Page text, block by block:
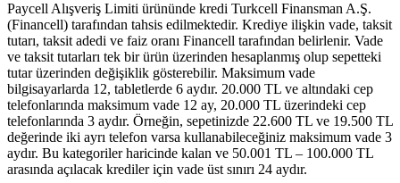
Paycell Alışveriş Limiti ürününde kredi Turkcell Finansman A.Ş.
(Financell) tarafından tahsis edilmektedir. Krediye ilişkin vade, taksit
tutarı, taksit adedi ve faiz oranı Financell tarafından belirlenir. Vade
ve taksit tutarları tek bir ürün üzerinden hesaplanmış olup sepetteki
tutar üzerinden değişiklik gösterebilir. Maksimum vade
bilgisayarlarda 12, tabletlerde 6 aydır. 20.000 TL ve altındaki cep
telefonlarında maksimum vade 12 ay, 20.000 TL üzerindeki cep
telefonlarında 3 aydır. Örneğin, sepetinizde 22.600 TL ve 19.500 TL
değerinde iki ayrı telefon varsa kullanabileceğiniz maksimum vade 3
aydır. Bu kategoriler haricinde kalan ve 50.001 TL – 100.000 TL
arasında açılacak krediler için vade üst sınırı 24 aydır.